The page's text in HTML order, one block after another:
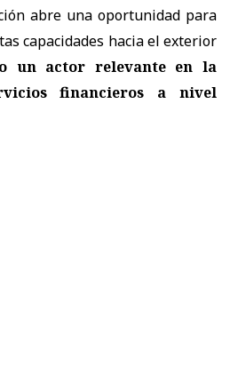
abre una oportunidad para
capacidades hacia el exterior
un actor relevante en la
financieros a nivel